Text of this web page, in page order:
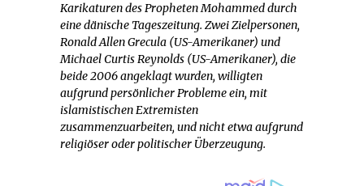
Karikaturen des Propheten Mohammed durch
eine dänische Tageszeitung. Zwei Zielpersonen,
Ronald Allen Grecula (US-Amerikaner) und
Michael Curtis Reynolds (US-Amerikaner), die
beide 2006 angeklagt wurden, willigten
aufgrund persönlicher Probleme ein, mit
islamistischen Extremisten
zusammenzuarbeiten, und nicht etwa aufgrund
religiöser oder politischer Überzeugung.